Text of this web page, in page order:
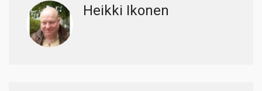
Heikki Ikonen